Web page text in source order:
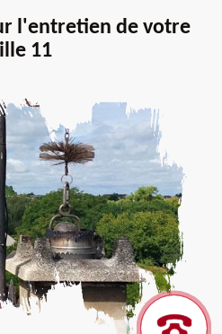
l'entretien de votre
11